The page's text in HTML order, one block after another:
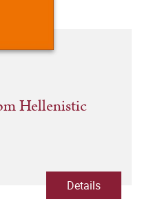
Hellenistic
Details